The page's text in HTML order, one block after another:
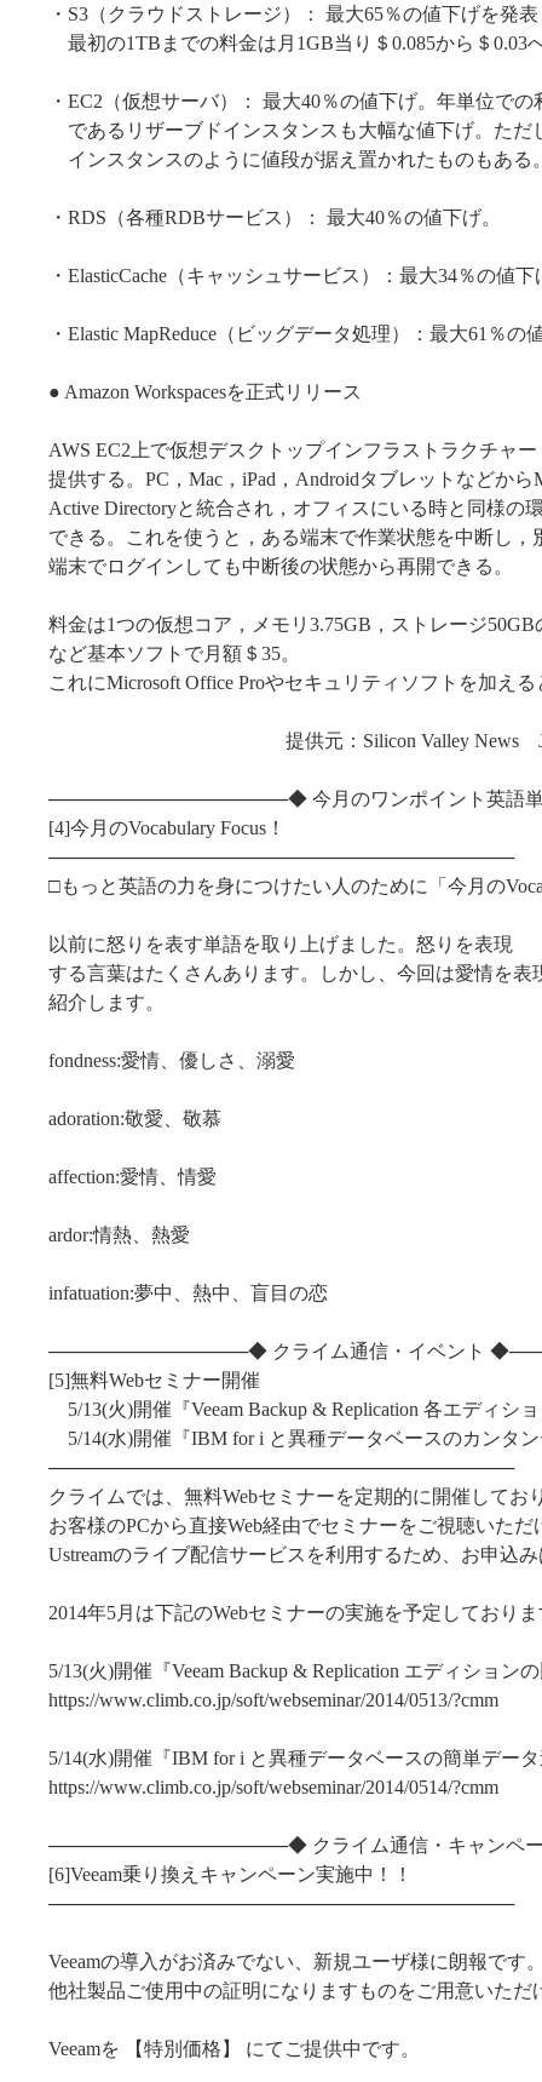
・S3（クラウドストレージ）： 最大65％の値下げを発
最初の1TBまでの料金は月1GB当り＄0.085から＄0.03
・EC2（仮想サーバ）： 最大40％の値下げ。年単位での
であるリザーブドインスタンスも大幅な値下げ。ただ
インスタンスのように値段が据え置かれたものもある
・RDS（各種RDBサービス）： 最大40％の値下げ。
・ElasticCache（キャッシュサービス）：最大34％の値下
・Elastic MapReduce（ビッグデータ処理）：最大61％の
● Amazon Workspacesを正式リリース
AWS EC2上で仮想デスクトップインフラストラクチャ
提供する。PC，Mac，iPad，Androidタブレットなどから
Active Directoryと統合され，オフィスにいる時と同様の
できる。これを使うと，ある端末で作業状態を中断し，
端末でログインしても中断後の状態から再開できる。
料金は1つの仮想コア，メモリ3.75GB，ストレージ50GB
など基本ソフトで月額＄35。
これにMicrosoft Office Proやセキュリティソフトを加え
提供元：Silicon Valley News Just
──────────────────◆ 今月のワンポイント英語
[4]今月のVocabulary Focus！
───────────────────────────────────
□もっと英語の力を身につけたい人のために「今月の
以前に怒りを表す単語を取り上げました。怒りを表現
する言葉はたくさんあります。しかし、今回は愛情を表
紹介します。
fondness:愛情、優しさ、溺愛
adoration:敬愛、敬慕
affection:愛情、情愛
ardor:情熱、熱愛
infatuation:夢中、熱中、盲目の恋
───────────────◆ クライム通信・イベント
[5]無料Webセミナー開催
5/13(火)開催『Veeam Backup & Replication 各エディシ
5/14(水)開催『IBM for i と異種データベースのカンタ
───────────────────────────────────
クライムでは、無料Webセミナーを定期的に開催してお
お客様のPCから直接Web経由でセミナーをご視聴いただ
Ustreamのライブ配信サービスを利用するため、お申込
2014年5月は下記のWebセミナーの実施を予定しており
5/13(火)開催『Veeam Backup & Replication エディション
https://www.climb.co.jp/soft/webseminar/2014/0513/?cmm
5/14(水)開催『IBM for i と異種データベースの簡単デー
https://www.climb.co.jp/soft/webseminar/2014/0514/?cmm
──────────────────◆ クライム通信・キャンペ
[6]Veeam乗り換えキャンペーン実施中！！
───────────────────────────────────
Veeamの導入がお済みでない、新規ユーザ様に朗報です
他社製品ご使用中の証明になりますものをご用意いただ
Veeamを 【特別価格】 にてご提供中です。